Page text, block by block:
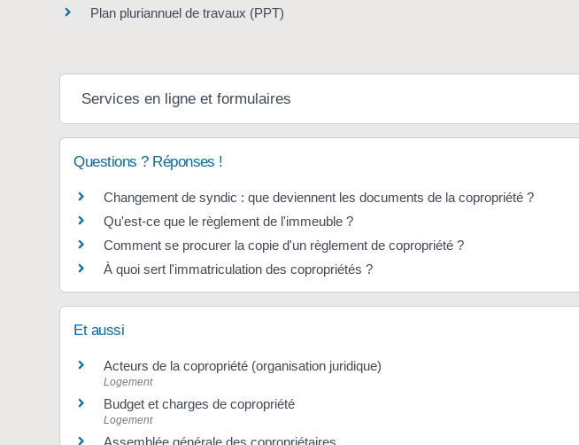
Plan pluriannuel de travaux (PPT)
Services en ligne et formulaires
Questions ? Réponses !
Changement de syndic : que deviennent les documents de la copropriété ?
Qu'est-ce que le règlement de l'immeuble ?
Comment se procurer la copie d'un règlement de copropriété ?
À quoi sert l'immatriculation des copropriétés ?
Et aussi
Acteurs de la copropriété (organisation juridique)
Logement
Budget et charges de copropriété
Logement
Assemblée générale des copropriétaires